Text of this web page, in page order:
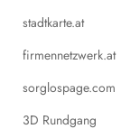
stadtkarte.at
firmennetzwerk.at
sorglospage.com
3D Rundgang